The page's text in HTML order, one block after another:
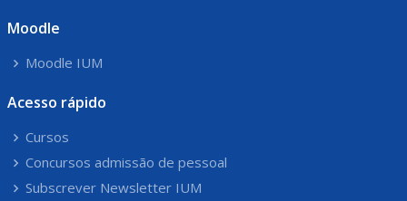
Moodle
Moodle IUM
Acesso rápido
Cursos
Concursos admissão de pessoal
Subscrever Newsletter IUM